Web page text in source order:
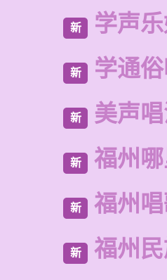
新 学声
新 学通
新 美声
新 福州
新 福州
新 福州